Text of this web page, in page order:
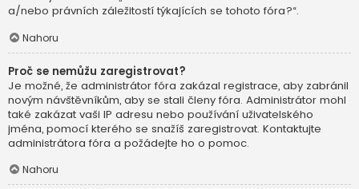
a/nebo právních záležitostí týkajících se tohoto fóra?“.
Nahoru
Proč se nemůžu zaregistrovat?
Je možné, že administrátor fóra zakázal registrace, aby zabránil
novým návštěvníkům, aby se stali členy fóra. Administrátor mohl
také zakázat vaši IP adresu nebo používání uživatelského
jména, pomocí kterého se snažíš zaregistrovat. Kontaktujte
administrátora fóra a požádejte ho o pomoc.
Nahoru